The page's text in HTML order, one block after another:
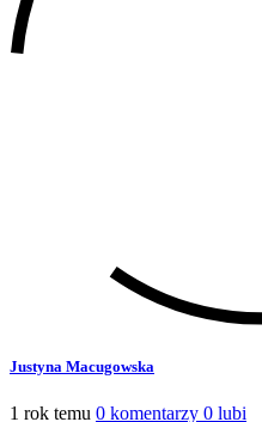
Justyna Macugowska
1 rok temu 0 komentarzy 0 lubi